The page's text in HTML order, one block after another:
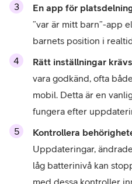
En app för
”var är mitt barn”-app
barnets position i
Rätt inställningar
vara godkänd, ofta
mobil. Detta är en
fungera efter
Kontrollera
Uppdateringar,
låg batterinivå kan
med dessa kontroller